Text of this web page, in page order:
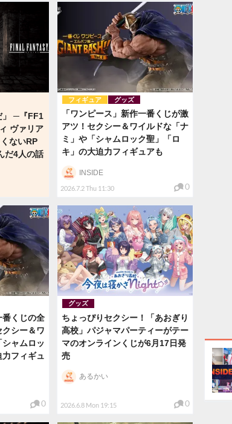
」 ─『FF1
ヴァリア
ないRP
だ4人の話
フィギュア グッズ
「ワンピース」新作一番くじが激
アツ！セクシー＆ワイルドな「ナ
ミ」や「シャムロック聖」「ロ
キ」の大迫力フィギュアも
2026.7.2 Thu 11:30
INSIDE
0
番くじの全
シー＆ワ
ャムロッ
フィギュ
0
グッズ
ちょっぴりセクシー！「あおぎり
高校」パジャマパーティーがテー
マのオンラインくじが6月17日発
売
2026.6.8 Mon 19:15
あるかい
0